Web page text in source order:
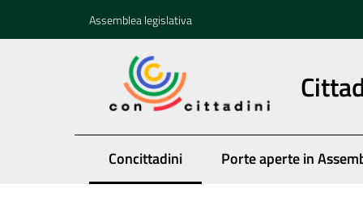
Assemblea legislativa
Concittadini
Menu selezionato Porte aperte in